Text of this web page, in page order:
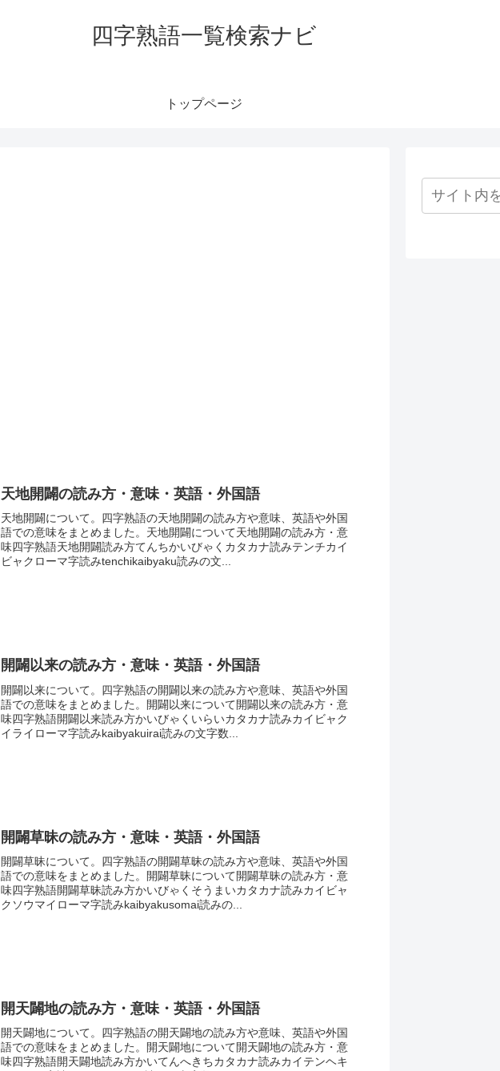
四字熟語一覧検索ナビ
トップページ
天地開闢の読み方・意味・英語・外国語
天地開闢について。四字熟語の天地開闢の読み方や意味、英語や外国
語での意味をまとめました。天地開闢について天地開闢の読み方・意
味四字熟語天地開闢読み方てんちかいびゃくカタカナ読みテンチカイ
ビャクローマ字読みtenchikaibyaku読みの文...
開闢以来の読み方・意味・英語・外国語
開闢以来について。四字熟語の開闢以来の読み方や意味、英語や外国
語での意味をまとめました。開闢以来について開闢以来の読み方・意
味四字熟語開闢以来読み方かいびゃくいらいカタカナ読みカイビャク
イライローマ字読みkaibyakuirai読みの文字数...
開闢草昧の読み方・意味・英語・外国語
開闢草昧について。四字熟語の開闢草昧の読み方や意味、英語や外国
語での意味をまとめました。開闢草昧について開闢草昧の読み方・意
味四字熟語開闢草昧読み方かいびゃくそうまいカタカナ読みカイビャ
クソウマイローマ字読みkaibyakusomai読みの...
開天闢地の読み方・意味・英語・外国語
開天闢地について。四字熟語の開天闢地の読み方や意味、英語や外国
語での意味をまとめました。開天闢地について開天闢地の読み方・意
味四字熟語開天闢地読み方かいてんへきちカタカナ読みカイテンヘキ